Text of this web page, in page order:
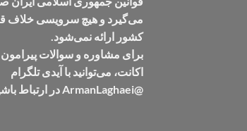
می‌گیرد و هیچ سرویسی خلاف
کشور ارائه نمی‌شود.
برای مشاوره و سوالات
اکانت، می‌توانید با آیدی تلگرام
@ArmanLaghaei در ارتباط باشید.